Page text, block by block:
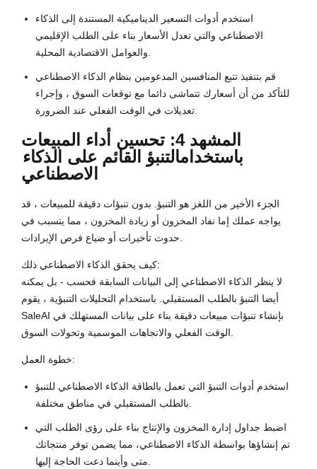
استخدم أدوات التسعير الديناميكية المستندة إلى الذكاء
الاصطناعي والتي تعدل الأسعار بناء على الطلب الإقليمي
والعوامل الاقتصادية المحلية.
قم بتنفيذ تتبع المنافسين المدعومين بنظام الذكاء الاصطناعي
للتأكد من أن أسعارك تتماشى دائما مع توقعات السوق ، وإجراء
تعديلات في الوقت الفعلي عند الضرورة.
المشهد 4: تحسين أداء المبيعات
باستخدامالتنبؤ القائم على الذكاء
الاصطناعي
الجزء الأخير من اللغز هو التنبؤ. بدون تنبؤات دقيقة للمبيعات ، قد
يواجه عملك إما نفاد المخزون أو زيادة المخزون ، مما يتسبب في
حدوث تأخيرات أو ضياع فرص الإيرادات.
كيف يحقق الذكاء الاصطناعي ذلك:
لا ينظر الذكاء الاصطناعي إلى البيانات السابقة فحسب - بل يمكنه
أيضا التنبؤ بالطلب المستقبلي. باستخدام التحليلات التنبؤية ، يقوم
SaleAI بإنشاء تنبؤات مبيعات دقيقة بناء على بيانات المستهلك في
الوقت الفعلي والاتجاهات الموسمية وتحولات السوق.
خطوة العمل:
استخدم أدوات التنبؤ التي تعمل بالطاقة الذكاء الاصطناعي للتنبؤ
بالطلب المستقبلي في مناطق مختلفة.
اضبط جداول إدارة المخزون والإنتاج بناء على رؤى الطلب التي
تم إنشاؤها بواسطة الذكاء الاصطناعي، مما يضمن توفر منتجاتك
متى وأينما دعت الحاجة إليها.